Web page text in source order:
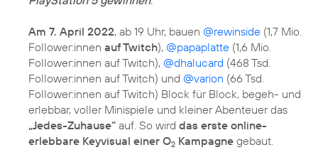
Am 7. April 2022, ab 19 Uhr, bauen @rewinside (1,7 Mio.
Follower:innen auf Twitch), @papaplatte (1,6 Mio.
Follower:innen auf Twitch), @dhalucard (468 Tsd.
Follower:innen auf Twitch) und @varion (66 Tsd.
Follower:innen auf Twitch) Block für Block, begeh- und
erlebbar, voller Minispiele und kleiner Abenteuer das
„Jedes-Zuhause“ auf. So wird das erste online-
erlebbare Keyvisual einer O2 Kampagne gebaut.